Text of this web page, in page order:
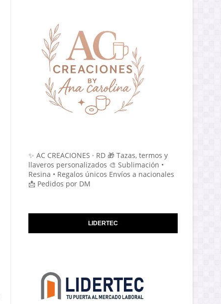
✨ AC CREACIONES · RD 🎁 Tazas, termos y
llaveros personalizados 🎨 Sublimación •
Resina • Regalos únicos Envíos a nacionales
📩 Pedidos por DM
LIDERTEC